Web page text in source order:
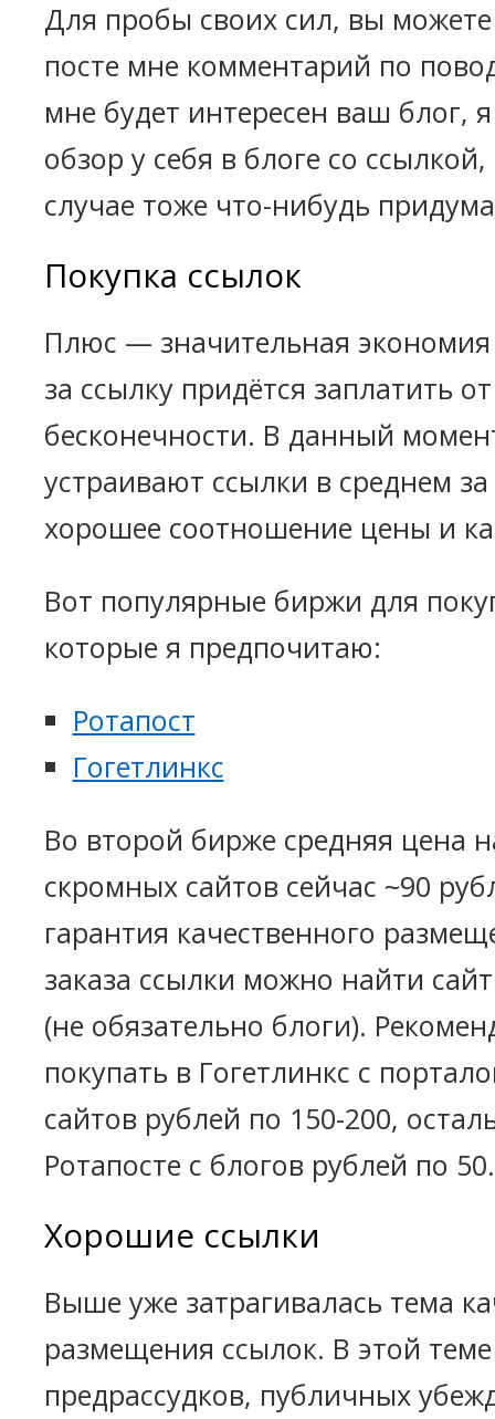
Для пробы своих сил, вы
посте мне комментарий по
мне будет интересен ваш блог,
обзор у себя в блоге со
случае тоже что-нибудь
Покупка ссылок
Плюс — значительная
за ссылку придётся заплатить
бесконечности. В данный
устраивают ссылки в среднем
хорошее соотношение цены и
Вот популярные биржи для
которые я предпочитаю:
Ротапост
Гогетлинкс
Во второй бирже средняя цена
скромных сайтов сейчас ~90
гарантия качественного
заказа ссылки можно найти
(не обязательно блоги).
покупать в Гогетлинкс с
сайтов рублей по 150-200,
Ротапосте с блогов рублей по 50.
Хорошие ссылки
Выше уже затрагивалась тема
размещения ссылок. В этой
предрассудков, публичных